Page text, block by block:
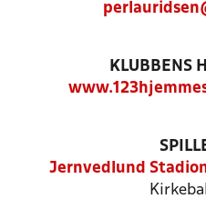
KLUBBENS
Jernvedlund